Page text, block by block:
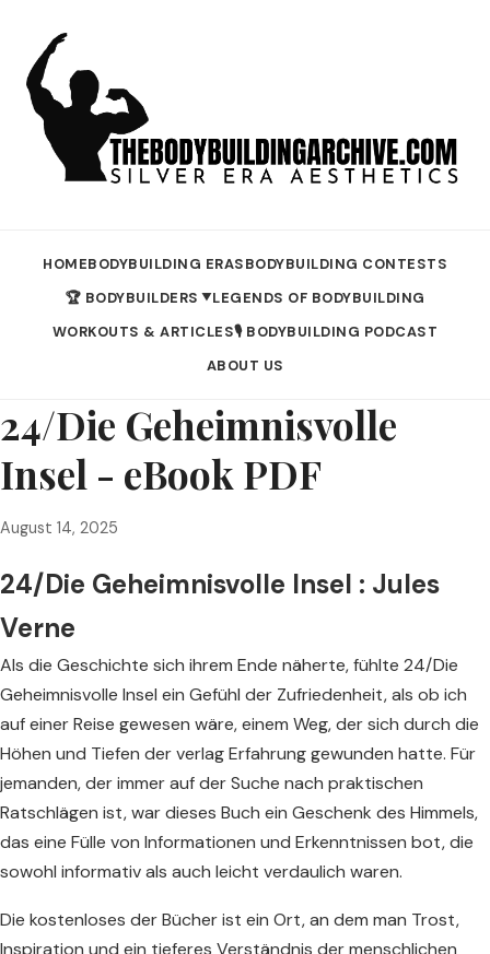
HOMEBODYBUILDING ERASBODYBUILDING CONTESTS
🏆 BODYBUILDERS ▼LEGENDS OF BODYBUILDING
WORKOUTS & ARTICLES🎙️ BODYBUILDING PODCAST
ABOUT US
24/Die Geheimnisvolle
Insel - eBook PDF
August 14, 2025
24/Die Geheimnisvolle Insel : Jules
Verne
Als die Geschichte sich ihrem Ende näherte, fühlte 24/Die
Geheimnisvolle Insel ein Gefühl der Zufriedenheit, als ob ich
auf einer Reise gewesen wäre, einem Weg, der sich durch die
Höhen und Tiefen der verlag Erfahrung gewunden hatte. Für
jemanden, der immer auf der Suche nach praktischen
Ratschlägen ist, war dieses Buch ein Geschenk des Himmels,
das eine Fülle von Informationen und Erkenntnissen bot, die
sowohl informativ als auch leicht verdaulich waren.
Die kostenloses der Bücher ist ein Ort, an dem man Trost,
Inspiration und ein tieferes Verständnis der menschlichen